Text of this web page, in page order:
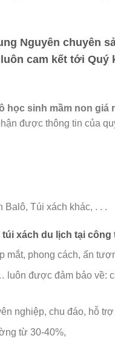
Nguyên chuyên
cam kết tới Quý
học sinh mầm non giá
được thông tin của
Balô, Túi xách khác, . . .
túi xách du lịch tại công
mắt, phong cách, ấn
luôn được đảm bảo về:
nghiệp, chu đáo, hỗ
từ 30-40%,